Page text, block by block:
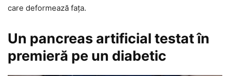
care deformează faţa.
Un pancreas artificial testat în
premieră pe un diabetic